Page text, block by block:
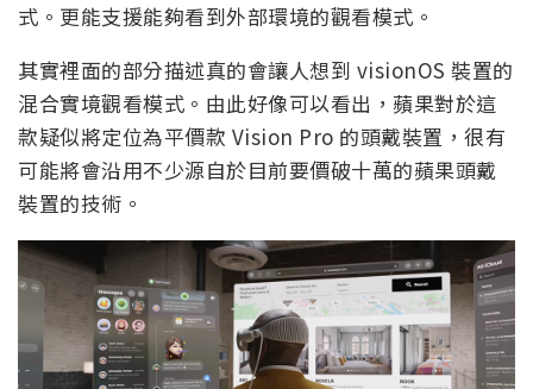
式。更能支援能夠看到外部環境的觀看模式。
其實裡面的部分描述真的會讓人想到 visionOS 裝置的
混合實境觀看模式。由此好像可以看出，蘋果對於這
款疑似將定位為平價款 Vision Pro 的頭戴裝置，很有
可能將會沿用不少源自於目前要價破十萬的蘋果頭戴
裝置的技術。